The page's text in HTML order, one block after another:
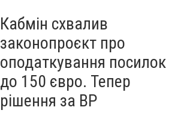
Кабмін схвалив
законопроєкт про
оподаткування посилок
до 150 євро. Тепер
рішення за ВР